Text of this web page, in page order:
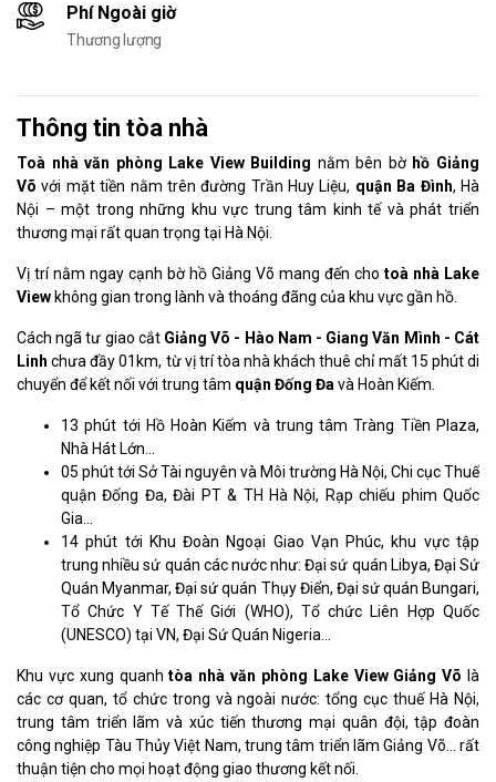
Phí Ngoài giờ
Thương lượng
Thông tin tòa nhà
Toà nhà văn phòng Lake View Building nằm bên bờ hồ Giảng
Võ với mặt tiền nằm trên đường Trần Huy Liệu, quận Ba Đình, Hà
Nội – một trong những khu vực trung tâm kinh tế và phát triển
thương mại rất quan trọng tại Hà Nội.
Vị trí nằm ngay cạnh bờ hồ Giảng Võ mang đến cho toà nhà Lake
View không gian trong lành và thoáng đãng của khu vực gần hồ.
Cách ngã tư giao cắt Giảng Võ - Hào Nam - Giang Văn Mình - Cát
Linh chưa đầy 01km, từ vị trí tòa nhà khách thuê chỉ mất 15 phút di
chuyển để kết nối với trung tâm quận Đống Đa và Hoàn Kiếm.
13 phút tới Hồ Hoàn Kiếm và trung tâm Tràng Tiền Plaza,
Nhà Hát Lớn...
05 phút tới Sở Tài nguyên và Môi trường Hà Nội, Chi cục Thuế
quận Đống Đa, Đài PT & TH Hà Nội, Rạp chiếu phim Quốc
Gia...
14 phút tới Khu Đoàn Ngoại Giao Vạn Phúc, khu vực tập
trung nhiều sứ quán các nước như: Đại sứ quán Libya, Đại Sứ
Quán Myanmar, Đại sứ quán Thụy Điển, Đại sứ quán Bungari,
Tổ Chức Y Tế Thế Giới (WHO), Tổ chức Liên Hợp Quốc
(UNESCO) tại VN, Đại Sứ Quán Nigeria...
Khu vực xung quanhtòa nhà văn phòng Lake View Giảng Võ là
các cơ quan, tổ chức trong và ngoài nước: tổng cục thuế Hà Nội,
trung tâm triển lãm và xúc tiến thương mại quân đội, tập đoàn
công nghiệp Tàu Thủy Việt Nam, trung tâm triển lãm Giảng Võ… rất
thuận tiện cho mọi hoạt động giao thương kết nối.